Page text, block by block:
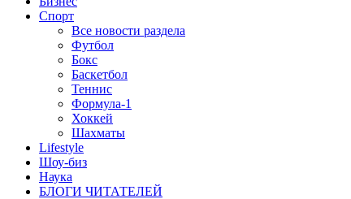
Спорт
Все новости раздела
Футбол
Бокс
Баскетбол
Теннис
Формула-1
Хоккей
Шахматы
Lifestyle
Шоу-биз
Наука
БЛОГИ ЧИТАТЕЛЕЙ